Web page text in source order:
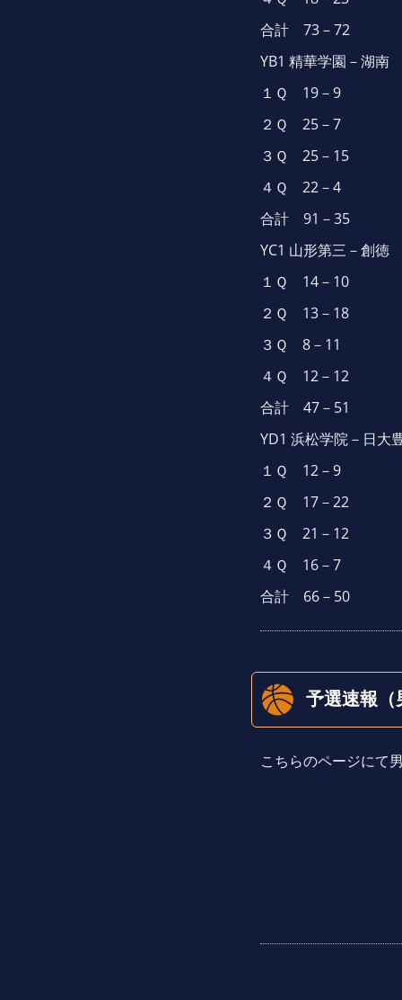
合計 73－72
YB1 精華学園－湖南
１Ｑ 19－9
２Ｑ 25－7
３Ｑ 25－15
４Ｑ 22－4
合計 91－35
YC1 山形第三－創徳
１Ｑ 14－10
２Ｑ 13－18
３Ｑ 8－11
４Ｑ 12－12
合計 47－51
YD1 浜松学院－日大
１Ｑ 12－9
２Ｑ 17－22
３Ｑ 21－12
４Ｑ 16－7
合計 66－50
予選速報（
こちらのページにて